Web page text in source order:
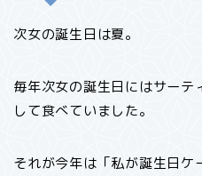
次女の誕生日は夏。
毎年次女の誕生日にはサー
して食べていました。
それが今年は「私が誕生日ケ